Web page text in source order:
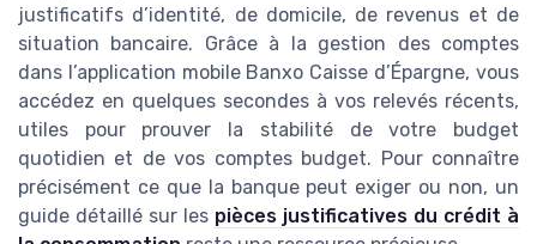
justificatifs d’identité, de domicile, de revenus et de
situation bancaire. Grâce à la gestion des comptes
dans l’application mobile Banxo Caisse d’Épargne, vous
accédez en quelques secondes à vos relevés récents,
utiles pour prouver la stabilité de votre budget
quotidien et de vos comptes budget. Pour connaître
précisément ce que la banque peut exiger ou non, un
guide détaillé sur les pièces justificatives du crédit à